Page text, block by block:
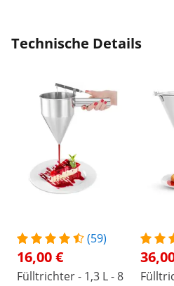
Technische Details
(59)
16,00 €
Fülltrichter - 1,3 L - 8